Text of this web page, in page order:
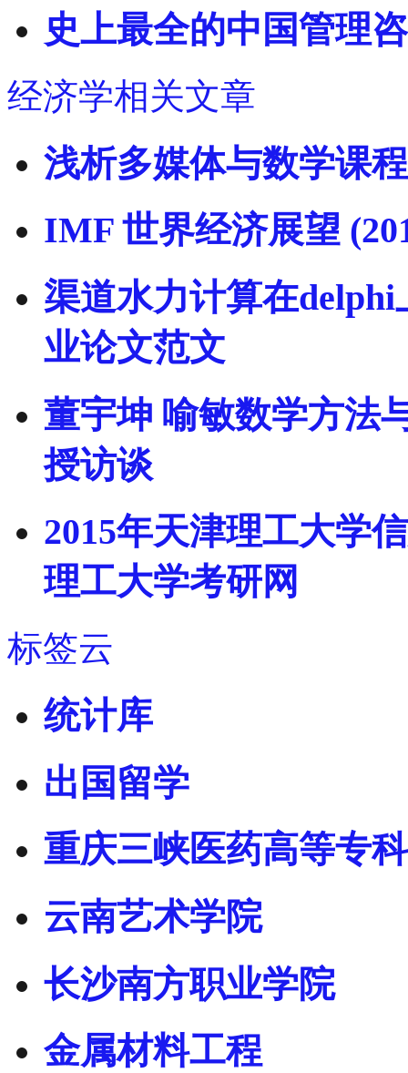
史上最全的中国管理
经济学相关文章
浅析多媒体与数学课
IMF 世界经济展望
渠道水力计算在
业论文范文
董宇坤 喻敏数学方法
授访谈
2015年天津理工大学
理工大学考研网
标签云
统计库
出国留学
重庆三峡医药高等专
云南艺术学院
长沙南方职业学院
金属材料工程